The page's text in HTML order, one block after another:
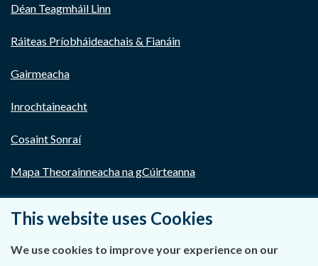
Déan Teagmháil Linn
Ráiteas Príobháideachais & Fianáin
Gairmeacha
Inrochtaineacht
Cosaint Sonraí
Mapa Theorainneacha na gCúirteanna
This website uses Cookies
We use cookies to improve your experience on our